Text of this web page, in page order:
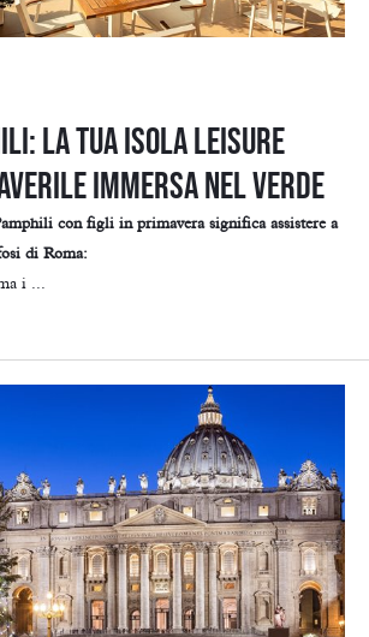
la tua isola leisure
immersa nel verde
con figli in primavera significa assistere a
di Roma:
i ...